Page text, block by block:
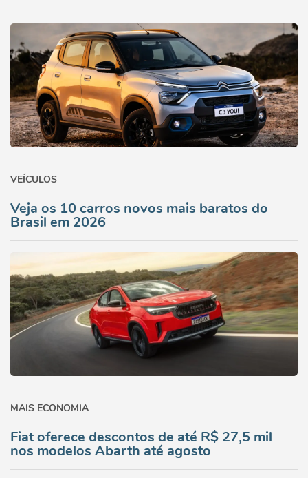
VEÍCULOS
Veja os 10 carros novos mais baratos do
Brasil em 2026
MAIS ECONOMIA
Fiat oferece descontos de até R$ 27,5 mil
nos modelos Abarth até agosto